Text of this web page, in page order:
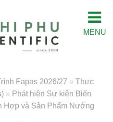
MENU
Fapas 2026/27 » Thực
» Phát hiện Sự kiện Biến
Hợp và Sản Phẩm Nướng